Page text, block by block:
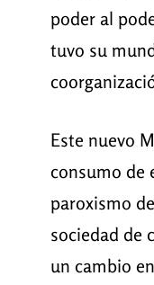
poder al
tuvo su
Este nuevo
consumo de
paroxismo
sociedad de
un cambio